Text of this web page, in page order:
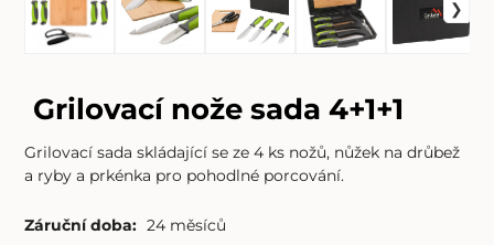
Grilovací nože sada 4+1+1
Grilovací sada skládající se ze 4 ks nožů, nůžek na drůbež
a ryby a prkénka pro pohodlné porcování.
Záruční doba: 24 měsíců